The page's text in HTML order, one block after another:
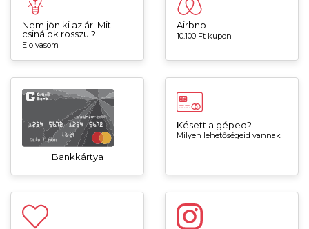
Nem jön ki az ár. Mit
csinálok rosszul?
Elolvasom
Airbnb
10.100 Ft kupon
Bankkártya
Késett a géped?
Milyen lehetőségeid vannak